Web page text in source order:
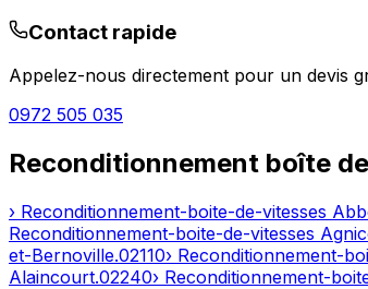
Contact rapide
Appelez-nous directement pour un devis
0972 505 035
Reconditionnement boîte
› Reconditionnement-boite-de-vitesses
Reconditionnement-boite-de-vitesses
et-Bernoville.02110› Reconditionnement-
Alaincourt.02240› Reconditionnement-